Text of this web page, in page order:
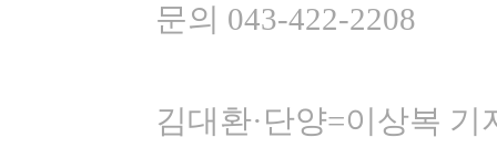
문의 043-422-2208
김대환·단양=이상복 기